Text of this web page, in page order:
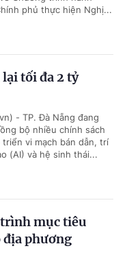
phủ thực hiện Nghị...
tối đa 2 tỷ
- TP. Đà Nẵng đang
bộ nhiều chính sách
vi mạch bán dẫn, trí
(AI) và hệ sinh thái...
mục tiêu
địa phương